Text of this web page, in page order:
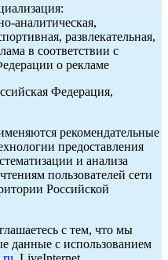
аналитическая,
развлекательная,
в соответствии с
о рекламе
Федерация,
рекомендательные
предоставления
и анализа
пользователей сети
Российской
с тем, что мы
данные с использованием